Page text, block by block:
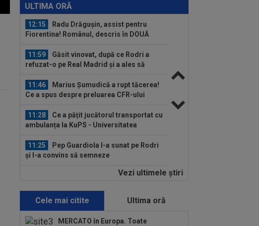
ULTIMA ORĂ
anunțul despre Ioan Varga!
12:15
Radu Drăgușin, assist pentru
Fiorentina! Românul, descris în DOUĂ
11:59
Găsit vinovat, după ce Rodri a
refuzat-o pe Real Madrid și a ales să
11:46
Marius Șumudică a rupt tăcerea!
Ce a spus despre preluarea CFR-ului
11:28
Ce a pățit jucătorul transportat cu
ambulanța la KuPS - Universitatea
11:25
Pep Guardiola l-a sunat pe Rodri
și l-a convins să semneze
Gigi Becali i-a dat
12:33
David Popovici le-a transmis
rușilor un mesaj clar
Vezi ultimele ştiri
Cele mai citite Ultima oră
MERCATO în Europa. Toate